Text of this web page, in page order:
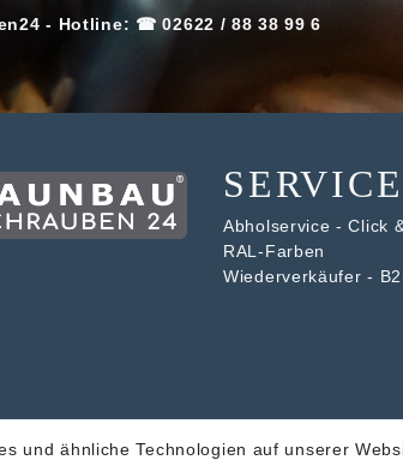
- Hotline: ☎ 02622 / 88 38 99 6
SERVICE
Abholservice - Click
RAL-Farben
Wiederverkäufer -
und ähnliche Technologien auf unserer